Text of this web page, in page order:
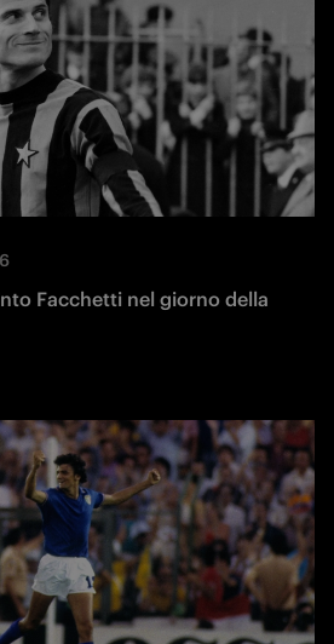
Facchetti nel giorno della